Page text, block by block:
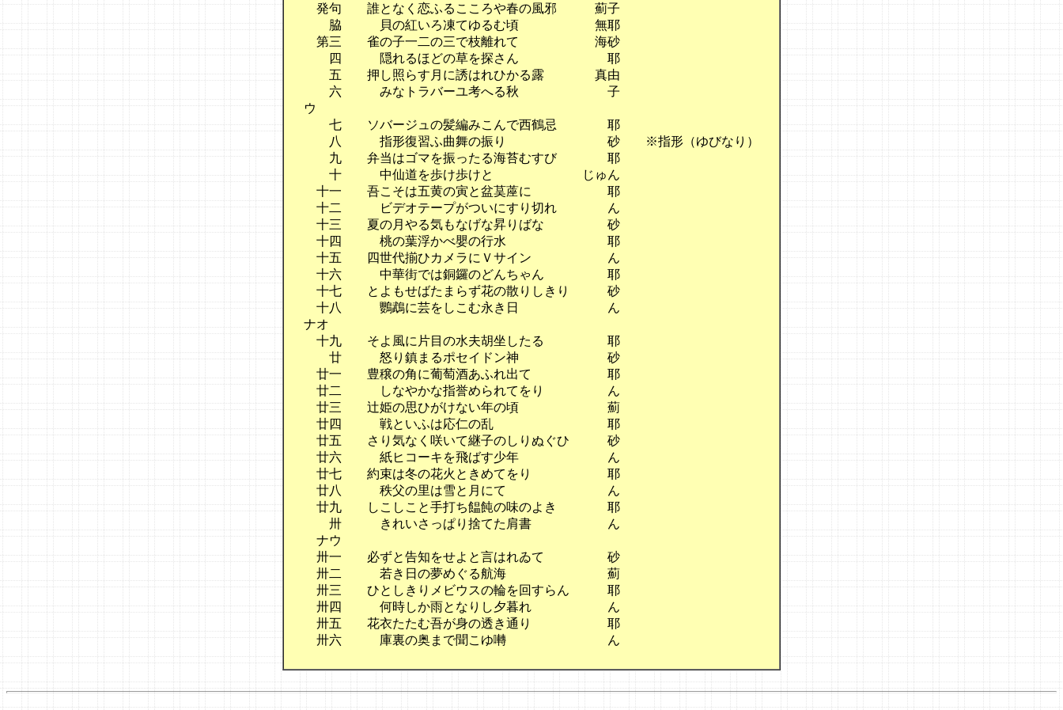
発句　　誰となく恋ふるこころや春の風邪　　　薊子
脇　　　貝の紅いろ凍てゆるむ頃　　　　　　無耶
第三　　雀の子一二の三で枝離れて　　　　　　海砂
四　　　隠れるほどの草を探さん　　　　　　　耶
五　　押し照らす月に誘はれひかる露　　　　真由
六　　　みなトラバーユ考へる秋　　　　　　　子
ウ
七　　ソバージュの髪編みこんで西鶴忌　　　　耶
八　　　指形復習ふ曲舞の振り　　　　　　　　砂　　※指形（ゆびなり）
九　　弁当はゴマを振ったる海苔むすび　　　　耶
十　　　中仙道を歩け歩けと　　　　　　　じゅん
十一　　吾こそは五黄の寅と盆茣蓙に　　　　　　耶
十二　　　ビデオテープがついにすり切れ　　　　ん
十三　　夏の月やる気もなげな昇りばな　　　　　砂
十四　　　桃の葉浮かべ嬰の行水　　　　　　　　耶
十五　　四世代揃ひカメラにＶサイン　　　　　　ん
十六　　　中華街では銅鑼のどんちゃん　　　　　耶
十七　　とよもせばたまらず花の散りしきり　　　砂
十八　　　鸚鵡に芸をしこむ永き日　　　　　　　ん
ナオ
十九　　そよ風に片目の水夫胡坐したる　　　　　耶
廿　　　怒り鎮まるポセイドン神　　　　　　　砂
廿一　　豊穣の角に葡萄酒あふれ出て　　　　　　耶
廿二　　　しなやかな指誉められてをり　　　　　ん
廿三　　辻姫の思ひがけない年の頃　　　　　　　薊
廿四　　　戦といふは応仁の乱　　　　　　　　　耶
廿五　　さり気なく咲いて継子のしりぬぐひ　　　砂
廿六　　　紙ヒコーキを飛ばす少年　　　　　　　ん
廿七　　約束は冬の花火ときめてをり　　　　　　耶
廿八　　　秩父の里は雪と月にて　　　　　　　　ん
廿九　　しこしこと手打ち饂飩の味のよき　　　　耶
卅　　　きれいさっぱり捨てた肩書　　　　　　ん
ナウ
卅一　　必ずと告知をせよと言はれゐて　　　　　砂
卅二　　　若き日の夢めぐる航海　　　　　　　　薊
卅三　　ひとしきりメビウスの輪を回すらん　　　耶
卅四　　　何時しか雨となりし夕暮れ　　　　　　ん
卅五　　花衣たたむ吾が身の透き通り　　　　　　耶